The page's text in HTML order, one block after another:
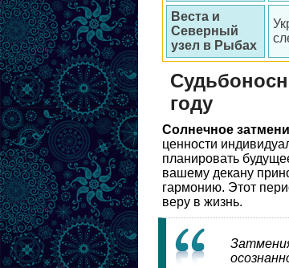
Веста и
Северный
узел в Рыбах
году
Солнечное
ценности
планировать
вашему декану
гармонию. Этот
веру в жизнь.